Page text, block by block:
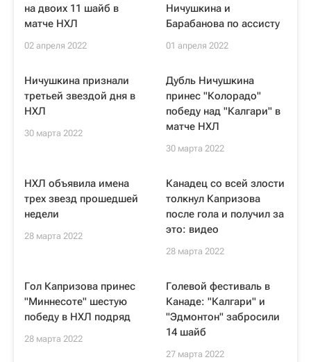
на двоих 11 шайб в
матче НХЛ
02 апреля 2022
Ничушкина и
Барабанова по ассисту
01 апреля 2022
Ничушкина признали
третьей звездой дня в
НХЛ
30 марта 2022
Дубль Ничушкина
принес "Колорадо"
победу над "Калгари" в
матче НХЛ
30 марта 2022
НХЛ объявила имена
трех звезд прошедшей
недели
28 марта 2022
Канадец со всей злости
толкнул Капризова
после гола и получил за
это: видео
28 марта 2022
Гол Капризова принес
"Миннесоте" шестую
победу в НХЛ подряд
28 марта 2022
Голевой фестиваль в
Канаде: "Калгари" и
"Эдмонтон" забросили
14 шайб
27 марта 2022